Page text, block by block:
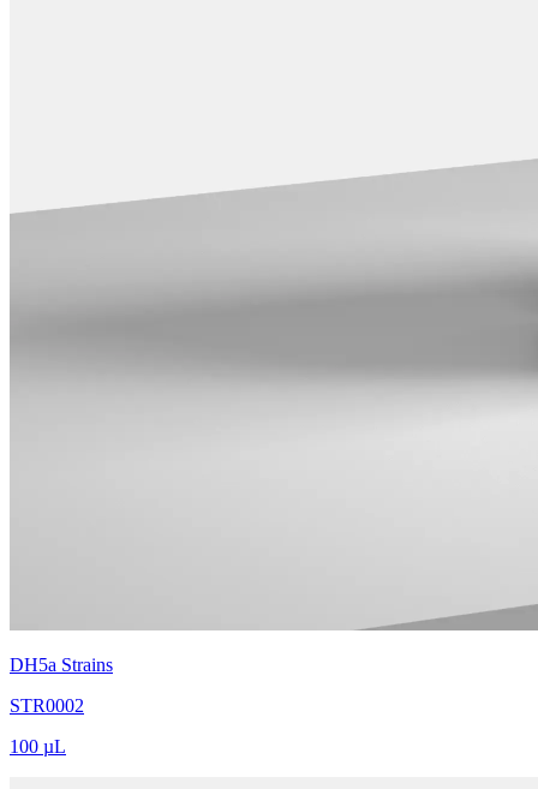
DH5a Strains
STR0002
100 µL